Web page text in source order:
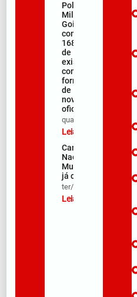
Polícia
Militar de
Goiás
comemora
168 anos
de
existência
com
formação
de 106
novos
oficiais
qua/08/2026
Leia mais »
Campanha
Nacional de
Multivacinação
já começou
ter/08/2026
Leia mais »